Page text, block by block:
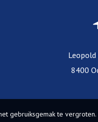
8400
gebruiksgemak te